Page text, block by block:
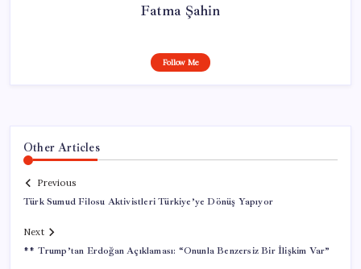
Fatma Şahin
Follow Me
Other Articles
Previous
Türk Sumud Filosu Aktivistleri Türkiye’ye Dönüş Yapıyor
Next
** Trump’tan Erdoğan Açıklaması: “Onunla Benzersiz Bir İlişkim Var”